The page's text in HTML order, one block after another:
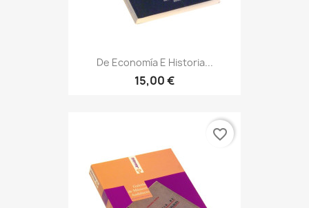
De Economía E Historia...
15,00 €
favorite_border